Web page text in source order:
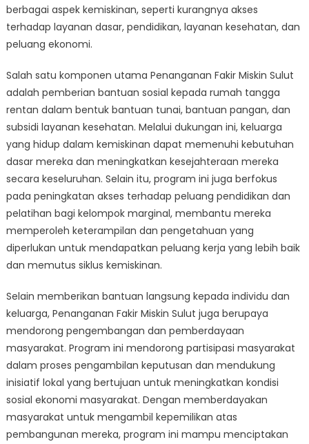
berbagai aspek kemiskinan, seperti kurangnya akses
terhadap layanan dasar, pendidikan, layanan kesehatan, dan
peluang ekonomi.
Salah satu komponen utama Penanganan Fakir Miskin Sulut
adalah pemberian bantuan sosial kepada rumah tangga
rentan dalam bentuk bantuan tunai, bantuan pangan, dan
subsidi layanan kesehatan. Melalui dukungan ini, keluarga
yang hidup dalam kemiskinan dapat memenuhi kebutuhan
dasar mereka dan meningkatkan kesejahteraan mereka
secara keseluruhan. Selain itu, program ini juga berfokus
pada peningkatan akses terhadap peluang pendidikan dan
pelatihan bagi kelompok marginal, membantu mereka
memperoleh keterampilan dan pengetahuan yang
diperlukan untuk mendapatkan peluang kerja yang lebih baik
dan memutus siklus kemiskinan.
Selain memberikan bantuan langsung kepada individu dan
keluarga, Penanganan Fakir Miskin Sulut juga berupaya
mendorong pengembangan dan pemberdayaan
masyarakat. Program ini mendorong partisipasi masyarakat
dalam proses pengambilan keputusan dan mendukung
inisiatif lokal yang bertujuan untuk meningkatkan kondisi
sosial ekonomi masyarakat. Dengan memberdayakan
masyarakat untuk mengambil kepemilikan atas
pembangunan mereka, program ini mampu menciptakan